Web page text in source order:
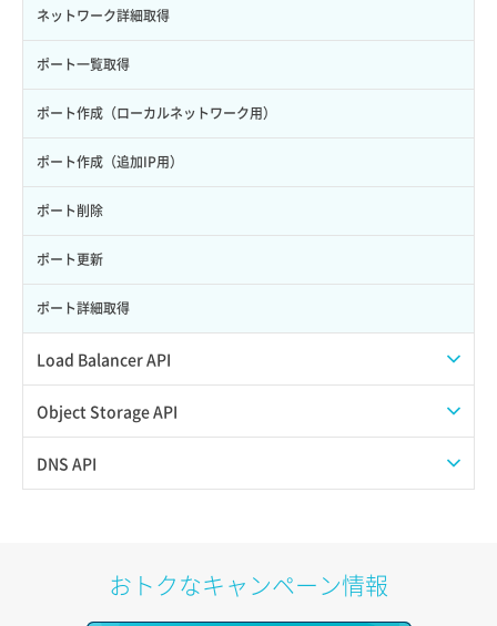
サーバー一覧取得
サーバー作成
サーバー再構築（OS再インストール）
サーバー利用状況グラフ（CPU）
サーバー利用状況グラフ（ディスクIO）
サーバー利用状況グラフ（トラフィック）
サーバー削除
サーバー操作（起動/停止/再起動/強制停止）
サーバー設定切替
ポートデタッチ
ネットワーク詳細取得
ポート一覧取得
ポート作成（ローカルネットワーク用）
ポート作成（追加IP用）
ポート削除
ポート更新
ポート詳細取得
Load Balancer API
プール一覧取得
プール作成
Object Storage API
Web公開
DNS API
おトクなキャンペーン情報